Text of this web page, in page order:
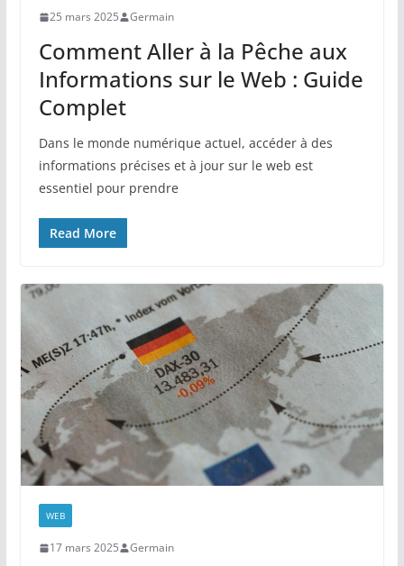
25 mars 2025 Germain
Comment Aller à la Pêche aux
Informations sur le Web : Guide
Complet
Dans le monde numérique actuel, accéder à des
informations précises et à jour sur le web est
essentiel pour prendre
Read More
WEB
17 mars 2025 Germain